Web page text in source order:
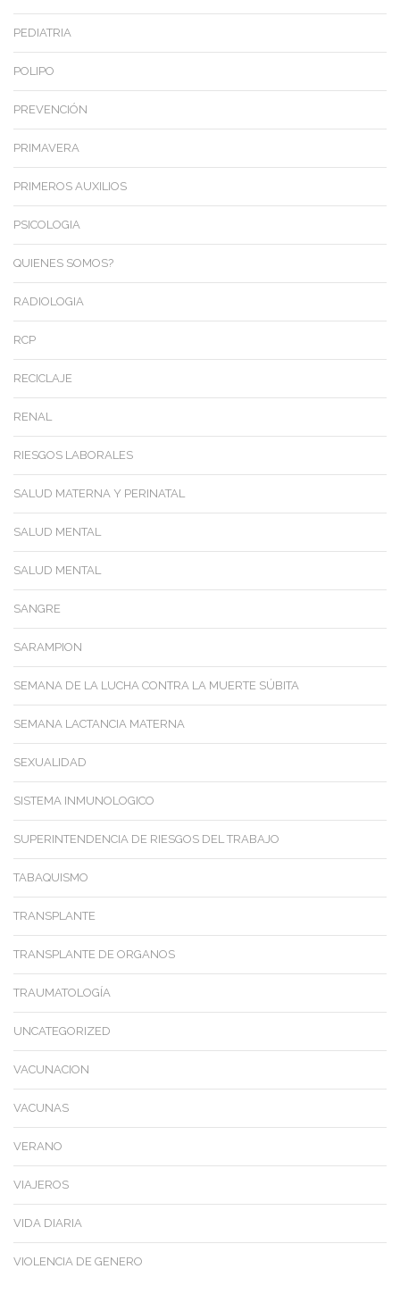
PEDIATRIA
POLIPO
PREVENCIÓN
PRIMAVERA
PRIMEROS AUXILIOS
PSICOLOGIA
QUIENES SOMOS?
RADIOLOGIA
RCP
RECICLAJE
RENAL
RIESGOS LABORALES
SALUD MATERNA Y PERINATAL
SALUD MENTAL
SALUD MENTAL
SANGRE
SARAMPION
SEMANA DE LA LUCHA CONTRA LA MUERTE SÚBITA
SEMANA LACTANCIA MATERNA
SEXUALIDAD
SISTEMA INMUNOLOGICO
SUPERINTENDENCIA DE RIESGOS DEL TRABAJO
TABAQUISMO
TRANSPLANTE
TRANSPLANTE DE ORGANOS
TRAUMATOLOGÍA
UNCATEGORIZED
VACUNACION
VACUNAS
VERANO
VIAJEROS
VIDA DIARIA
VIOLENCIA DE GENERO